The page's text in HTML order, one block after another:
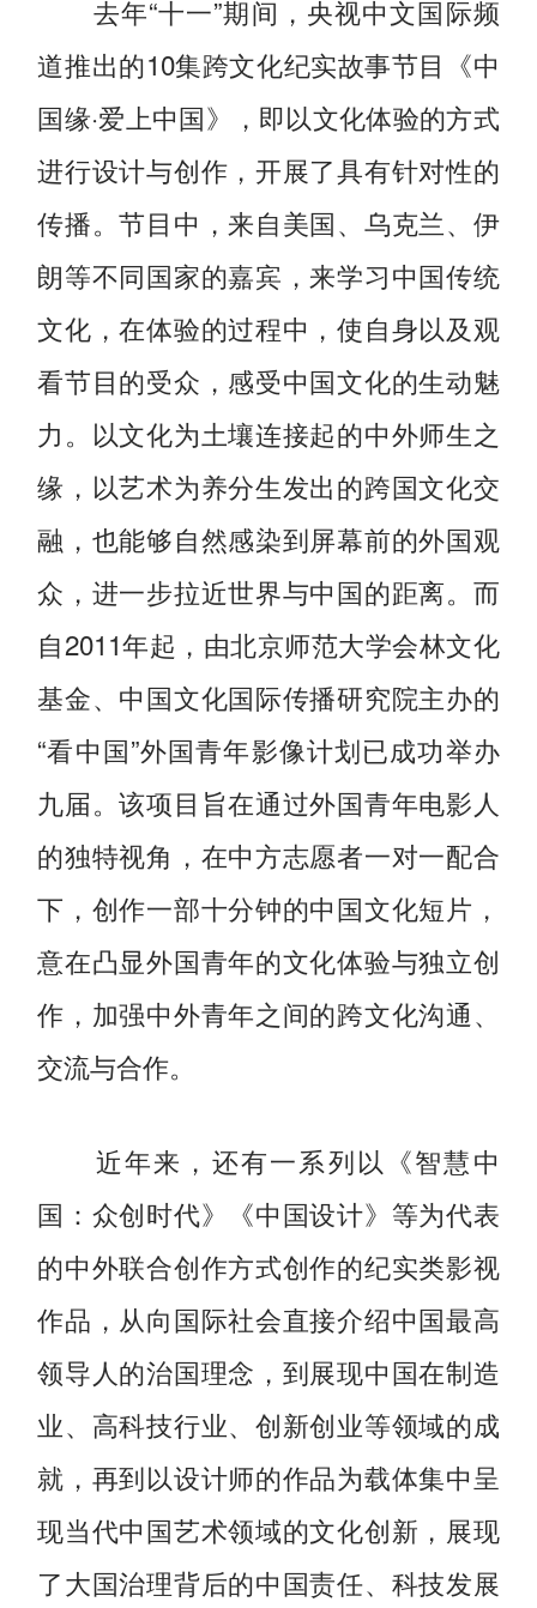
去年“十一”期间，央视中文国际频
道推出的10集跨文化纪实故事节目《中
国缘·爱上中国》，即以文化体验的方式
进行设计与创作，开展了具有针对性的
传播。节目中，来自美国、乌克兰、伊
朗等不同国家的嘉宾，来学习中国传统
文化，在体验的过程中，使自身以及观
看节目的受众，感受中国文化的生动魅
力。以文化为土壤连接起的中外师生之
缘，以艺术为养分生发出的跨国文化交
融，也能够自然感染到屏幕前的外国观
众，进一步拉近世界与中国的距离。而
自2011年起，由北京师范大学会林文化
基金、中国文化国际传播研究院主办的
“看中国”外国青年影像计划已成功举办
九届。该项目旨在通过外国青年电影人
的独特视角，在中方志愿者一对一配合
下，创作一部十分钟的中国文化短片，
意在凸显外国青年的文化体验与独立创
作，加强中外青年之间的跨文化沟通、
交流与合作。
近年来，还有一系列以《智慧中
国：众创时代》《中国设计》等为代表
的中外联合创作方式创作的纪实类影视
作品，从向国际社会直接介绍中国最高
领导人的治国理念，到展现中国在制造
业、高科技行业、创新创业等领域的成
就，再到以设计师的作品为载体集中呈
现当代中国艺术领域的文化创新，展现
了大国治理背后的中国责任、科技发展